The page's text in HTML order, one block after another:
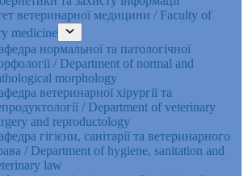
ветеринарної медицини / Faculty of
medicine
нормальної та патологічної
/ Department of normal and
morphology
ветеринарної хірургії та
/ Department of veterinary
and reproductology
гігієни, санітарії та ветеринарного
/ Department of hygiene, sanitation and
law